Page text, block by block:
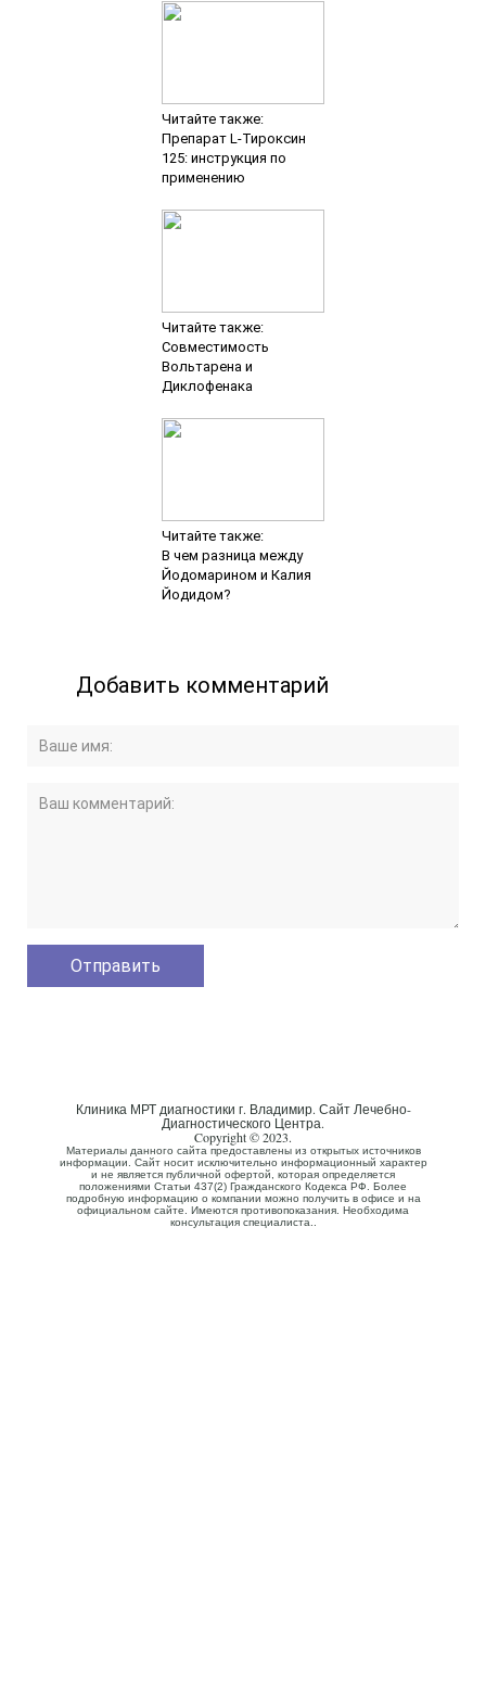
Читайте также:
Препарат L-Тироксин
125: инструкция по
применению
Читайте также:
Совместимость
Вольтарена и
Диклофенака
Читайте также:
В чем разница между
Йодомарином и Калия
Йодидом?
Добавить комментарий
Клиника МРТ диагностики г. Владимир. Сайт Лечебно-
Диагностического Центра.
Copyright © 2023.
Материалы данного сайта предоставлены из открытых источников
информации. Сайт носит исключительно информационный характер
и не является публичной офертой, которая определяется
положениями Статьи 437(2) Гражданского Кодекса РФ. Более
подробную информацию о компании можно получить в офисе и на
официальном сайте. Имеются противопоказания. Необходима
консультация специалиста..